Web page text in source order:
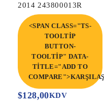
2014 243800013R
<SPAN CLASS="TS-
TOOLTIP
BUTTON-
TOOLTIP" DATA-
TITLE="ADD TO
$128,00KDV